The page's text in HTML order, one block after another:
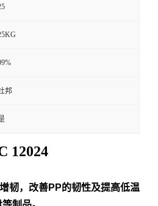
邦
12024
韧，改善PP的韧性及提高低温